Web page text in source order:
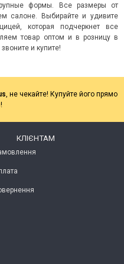
формы. Все размеры от
салоне . Выбирайте и удивите
которая подчеркнет все
товар оптом и в розницу в
и купите!
, не чекайте! Купуйте його прямо
КЛІЄНТАМ